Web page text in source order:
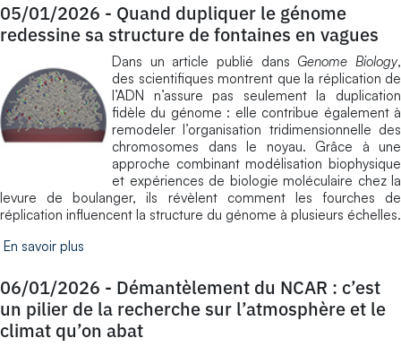
05/01/2026 - Quand dupliquer le génome
redessine sa structure de fontaines en vagues
Dans un article publié dans Genome Biology,
des scientifiques montrent que la réplication de
l’ADN n’assure pas seulement la duplication
fidèle du génome : elle contribue également à
remodeler l’organisation tridimensionnelle des
chromosomes dans le noyau. Grâce à une
approche combinant modélisation biophysique
et expériences de biologie moléculaire chez la
levure de boulanger, ils révèlent comment les fourches de
réplication influencent la structure du génome à plusieurs échelles.
En savoir plus
06/01/2026 - Démantèlement du NCAR : c’est
un pilier de la recherche sur l’atmosphère et le
climat qu’on abat